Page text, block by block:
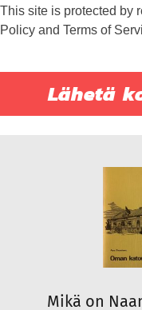
This site is protected by
Policy and Terms of
Mikä on